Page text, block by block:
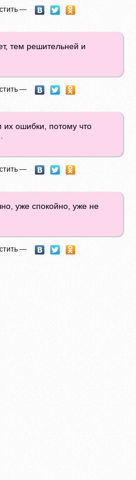
—
тем решительней и
—
ошибки, потому что
—
уже спокойно, уже не
—